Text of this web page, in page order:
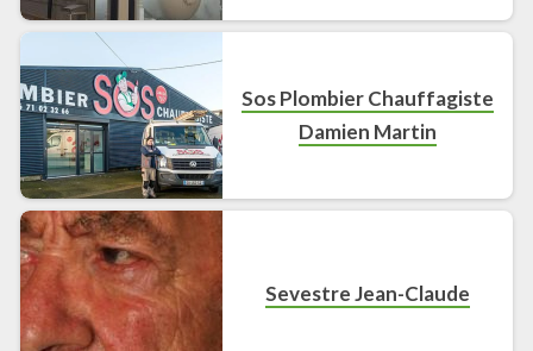
Sos Plombier Chauffagiste
Damien Martin
Sevestre Jean-Claude